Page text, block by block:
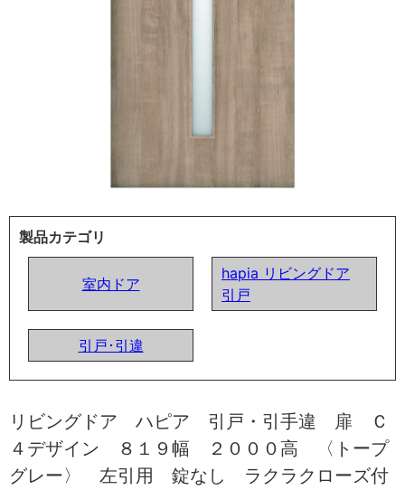
製品カテゴリ
室内ドア
hapia リビングドア
引戸
引戸･引違
リビングドア ハピア 引戸・引手違 扉 Ｃ
４デザイン ８１９幅 ２０００高 〈トープ
グレー〉 左引用 錠なし ラクラクローズ付